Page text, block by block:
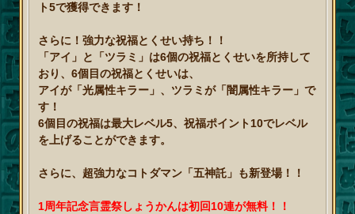
ト5で獲得できます！
さらに！強力な祝福とくせい持ち！！
「アイ」と「ツラミ」は6個の祝福とくせいを所持して
おり、6個目の祝福とくせいは、
アイが「光属性キラー」、ツラミが「闇属性キラー」で
す！
6個目の祝福は最大レベル5、祝福ポイント10でレベル
を上げることができます。
さらに、超強力なコトダマン「五神託」も新登場！！
1周年記念言霊祭しょうかんは初回10連が無料！！